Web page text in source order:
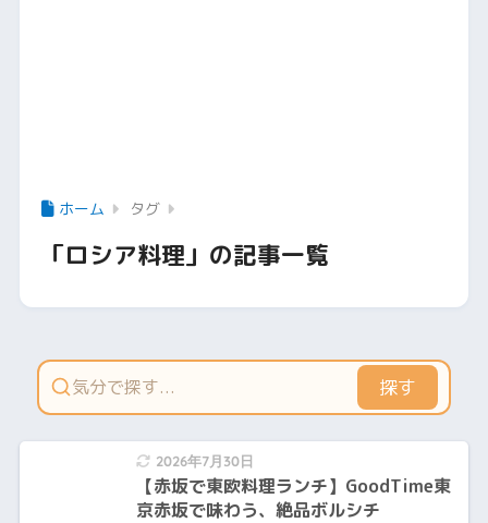
ホーム タグ
「ロシア料理」の記事一覧
探す
2026年7月30日
【赤坂で東欧料理ランチ】GoodTime東
京赤坂で味わう、絶品ボルシチ